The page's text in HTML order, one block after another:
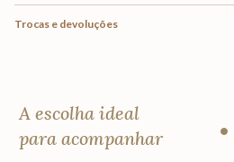
Trocas e devoluções
A escolha ideal
para acompanhar